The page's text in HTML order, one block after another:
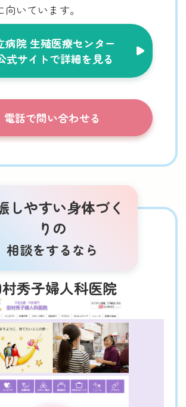
向いています。
病院 生殖医療センター
式サイトで詳細を見る
電話で問い合わせる
しやすい身体づく
りの
相談をするなら
村秀子婦人科医院